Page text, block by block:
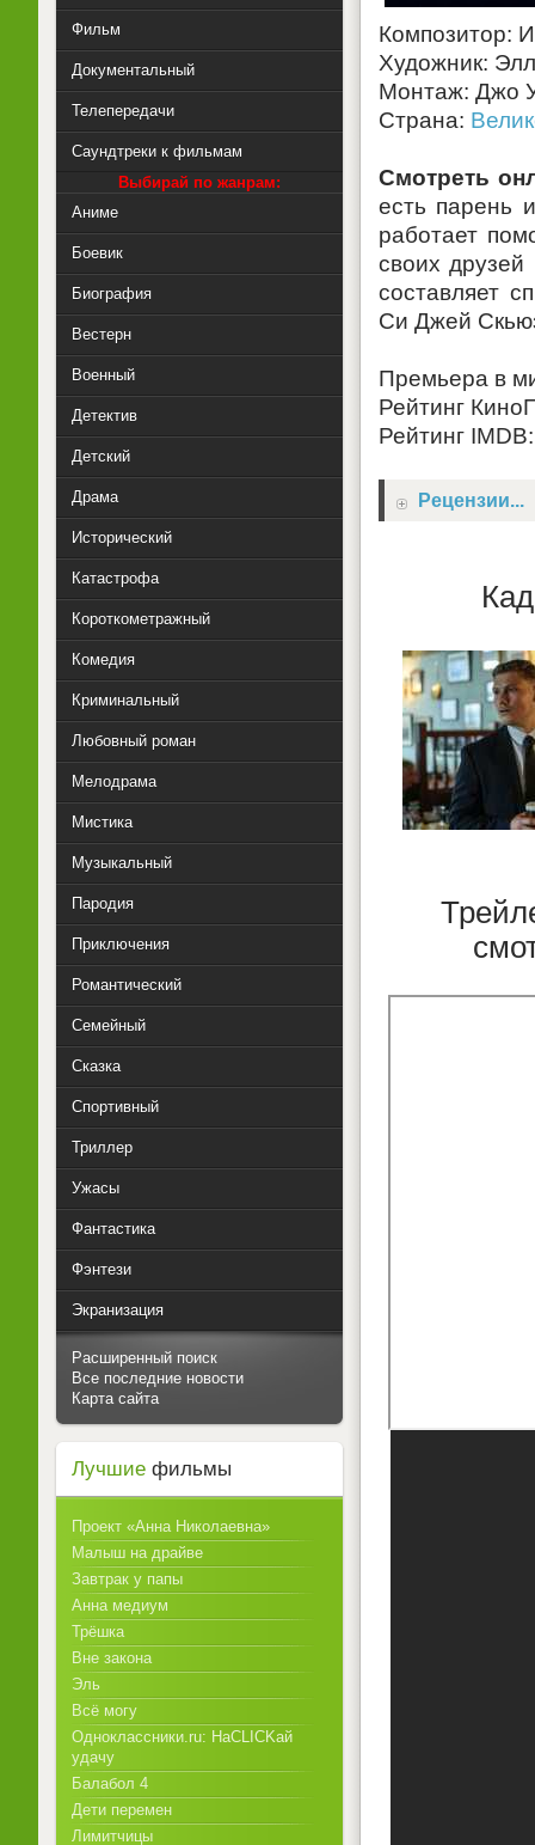
Композитор:
Художник:
Монтаж: Джо
Страна:
Смотреть
есть парень
работает
своих
составляет
Си Джей
Премьера в
Рейтинг
Рейтинг
Рецензии...
Фильм
Документальный
Телепередачи
Саундтреки к фильмам
Выбирай по жанрам:
Аниме
Боевик
Биография
Вестерн
Военный
Детектив
Детский
Драма
Исторический
Катастрофа
Короткометражный
Комедия
Криминальный
Любовный роман
Мелодрама
Мистика
Музыкальный
Пародия
Приключения
Романтический
Семейный
Сказка
Спортивный
Триллер
Ужасы
Фантастика
Фэнтези
Экранизация
Расширенный поиск
Все последние новости
Карта сайта
Лучшие фильмы
Проект «Анна Николаевна»
Малыш на драйве
Завтрак у папы
Анна медиум
Трёшка
Вне закона
Эль
Всё могу
Одноклассники.ru: НаCLICKай
удачу
Балабол 4
Дети перемен
Лимитчицы